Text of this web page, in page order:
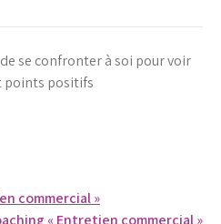
se confronter à soi pour voir
points positifs
commercial »
« Entretien commercial »